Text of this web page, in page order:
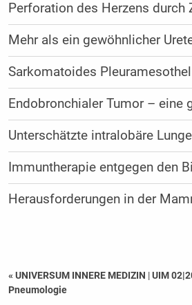
Perforation des Herzens durch
Mehr als ein gewöhnlicher
Sarkomatoides
Endobronchialer Tumor – eine
Unterschätzte intralobäre
Immuntherapie entgegen den
Herausforderungen in der
« UNIVERSUM INNERE MEDIZIN |UIM
Pneumologie